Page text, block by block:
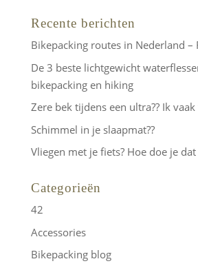
Recente berichten
Bikepacking routes in Nederland –
De 3 beste lichtgewicht
bikepacking en hiking
Zere bek tijdens een ultra?? Ik
Schimmel in je slaapmat??
Vliegen met je fiets? Hoe doe je dat
Categorieën
42
Accessories
Bikepacking blog